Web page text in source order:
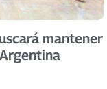
mantener